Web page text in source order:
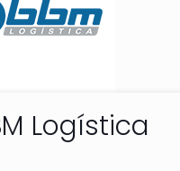
Logística